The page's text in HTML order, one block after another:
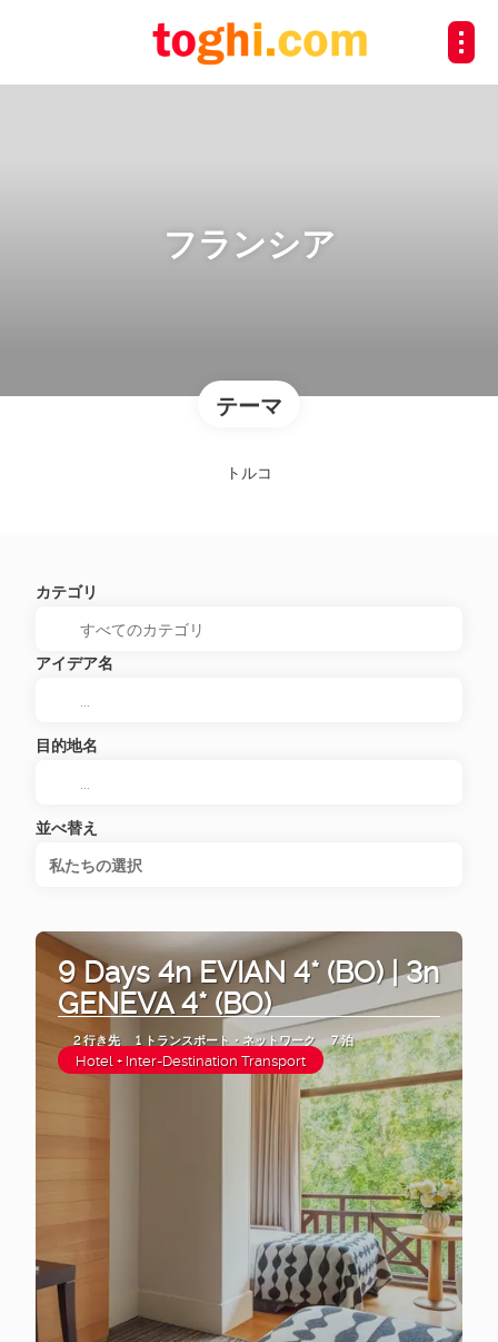
フランシア
テーマ
トルコ
カテゴリ
アイデア名
目的地名
並べ替え
私たちの選択
9 Days 4n EVIAN 4* (BO) | 3n
GENEVA 4* (BO)
2 行き先 1 トランスポート・ネットワーク 7 泊
Hotel + Inter-Destination Transport